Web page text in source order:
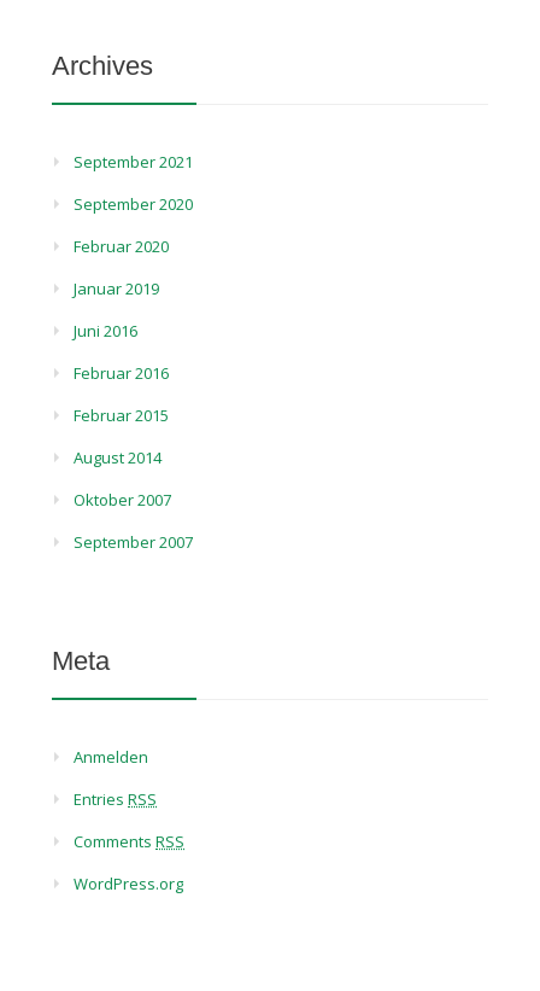
Archives
September 2021
September 2020
Februar 2020
Januar 2019
Juni 2016
Februar 2016
Februar 2015
August 2014
Oktober 2007
September 2007
Meta
Anmelden
EntriesRSS
CommentsRSS
WordPress.org